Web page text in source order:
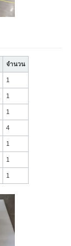
จำนวน
1
1
1
4
1
1
1